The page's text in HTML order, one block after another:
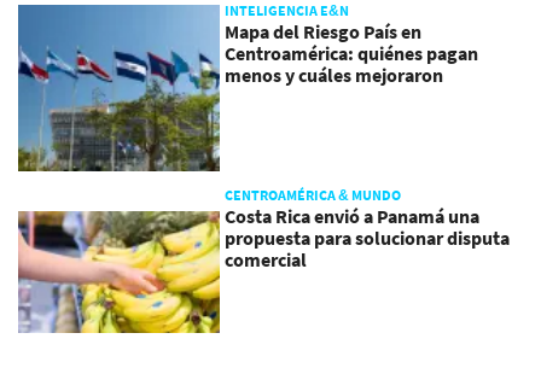
INTELIGENCIA E&N
Mapa del Riesgo País en
Centroamérica: quiénes pagan
menos y cuáles mejoraron
CENTROAMÉRICA & MUNDO
Costa Rica envió a Panamá una
propuesta para solucionar disputa
comercial